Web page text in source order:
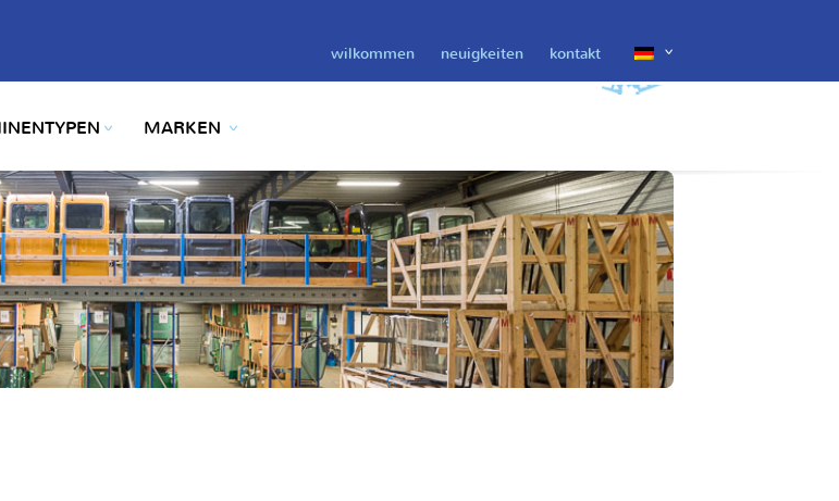
wilkommen neuigkeiten kontakt
MARKEN